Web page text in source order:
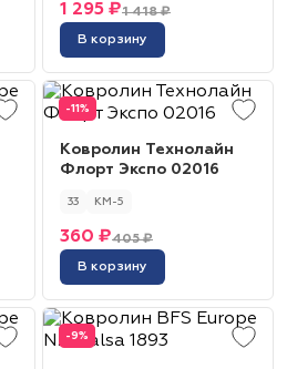
1 418 ₽
1 295 ₽
В корзину
-11%
Ковролин Технолайн
Флорт Экспо 02016
33 КМ-5
405 ₽
360 ₽
В корзину
-9%